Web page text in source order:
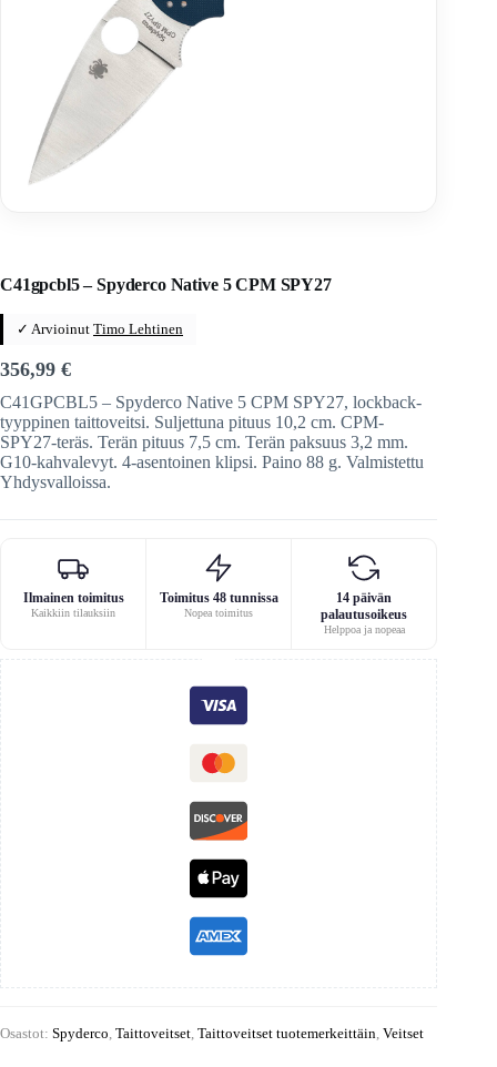
C41gpcbl5 – Spyderco Native 5 CPM SPY27
✓ Arvioinut Timo Lehtinen
356,99 €
C41GPCBL5 – Spyderco Native 5 CPM SPY27, lockback-
tyyppinen taittoveitsi. Suljettuna pituus 10,2 cm. CPM-
SPY27-teräs. Terän pituus 7,5 cm. Terän paksuus 3,2 mm.
G10-kahvalevyt. 4-asentoinen klipsi. Paino 88 g. Valmistettu
Yhdysvalloissa.
Ilmainen toimitus
Kaikkiin tilauksiin
Toimitus 48 tunnissa
Nopea toimitus
14 päivän
palautusoikeus
Helppoa ja nopeaa
Osastot: Spyderco, Taittoveitset, Taittoveitset tuotemerkeittäin, Veitset